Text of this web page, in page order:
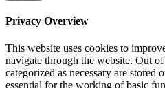
Privacy Overview
This website uses cookies to
navigate through the website. Out
categorized as necessary are stored
essential for the working of basic